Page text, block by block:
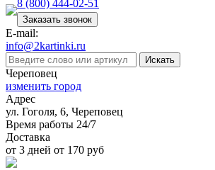
8 (800) 444-02-51
Заказать звонок
E-mail:
info@2kartinki.ru
Искать
Череповец
изменить город
Адрес
ул. Гоголя, 6, Череповец
Время работы 24/7
Доставка
от 3 дней от 170 руб